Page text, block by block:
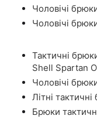
Чоловічі
Чоловічі
Тактичні
Shell Spartan
Чоловічі
Літні
Брюки